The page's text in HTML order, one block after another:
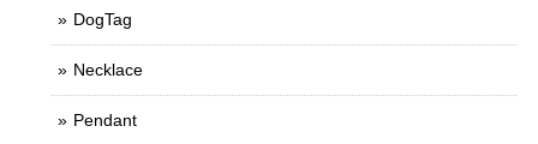
DogTag
Necklace
Pendant